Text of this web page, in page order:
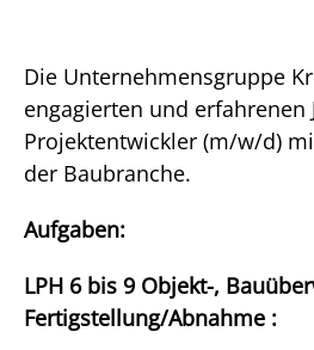
Die Unternehmensgruppe
engagierten und erfahrenen
Projektentwickler (m/w/d)
der Baubranche.
Aufgaben:
LPH 6 bis 9 Objekt-,
Fertigstellung/Abnahme :